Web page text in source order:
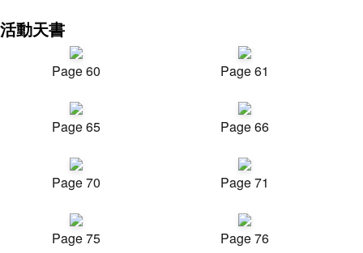
活動天書
Page 60 Page 61
Page 65 Page 66
Page 70 Page 71
Page 75 Page 76